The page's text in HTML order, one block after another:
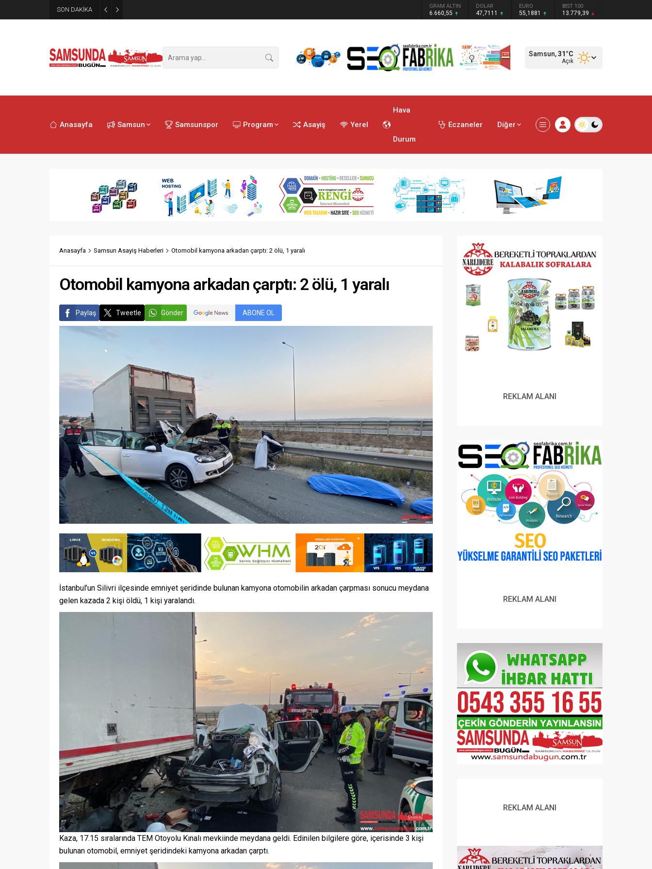
SON DAKİKA GRAM ALTIN
6.660,55
DOLAR
47,7111
EURO
55,1881
BIST 100
13.779,39
Samsun,31 °C
Açık
Anasayfa Samsun Samsunspor Program Asayiş Yerel
Hava
Durum
Eczaneler Diğer
Anasayfa Samsun Asayiş Haberleri Otomobil kamyona arkadan çarptı: 2 ölü, 1 yaralı
Otomobil kamyona arkadan çarptı: 2 ölü, 1 yaralı
Paylaş Tweetle Gönder ABONE OL
İstanbul’un Silivri ilçesinde emniyet şeridinde bulunan kamyona otomobilin arkadan çarpması sonucu meydana
gelen kazada 2 kişi öldü, 1 kişi yaralandı.
Kaza, 17.15 sıralarında TEM Otoyolu Kınalı mevkiinde meydana geldi. Edinilen bilgilere göre, içerisinde 3 kişi
bulunan otomobil, emniyet şeridindeki kamyona arkadan çarptı.
REKLAM ALANI
REKLAM ALANI
REKLAM ALANI